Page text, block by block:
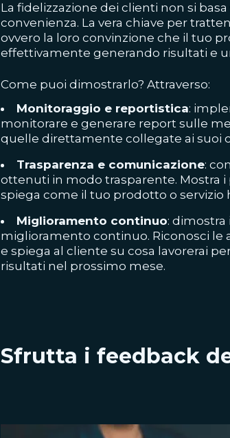
La fidelizzazione dei clienti non si
convenienza. La vera chiave per
ovvero la loro convinzione che il tuo
effettivamente generando risultati e
Come puoi dimostrarlo? Attraverso:
Monitoraggio e reportistica:
monitorare e generare report sulle
quelle direttamente collegate ai suoi
Trasparenza e comunicazione:
ottenuti in modo trasparente. Mostra
spiega come il tuo prodotto o servizio
Miglioramento continuo: dimostra
miglioramento continuo. Riconosci le
e spiega al cliente su cosa lavorerai
risultati nel prossimo mese.
Sfrutta i feedback